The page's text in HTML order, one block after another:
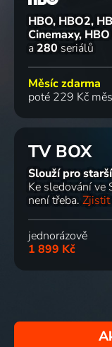
HBO, HBO2,
Cinemaxy,
a 280 seriálů
Měsíc zdarma
poté 229 Kč
TV BOX
Slouží pro
Ke sledování ve
není třeba. Zjistit
jednorázově
1 899 Kč